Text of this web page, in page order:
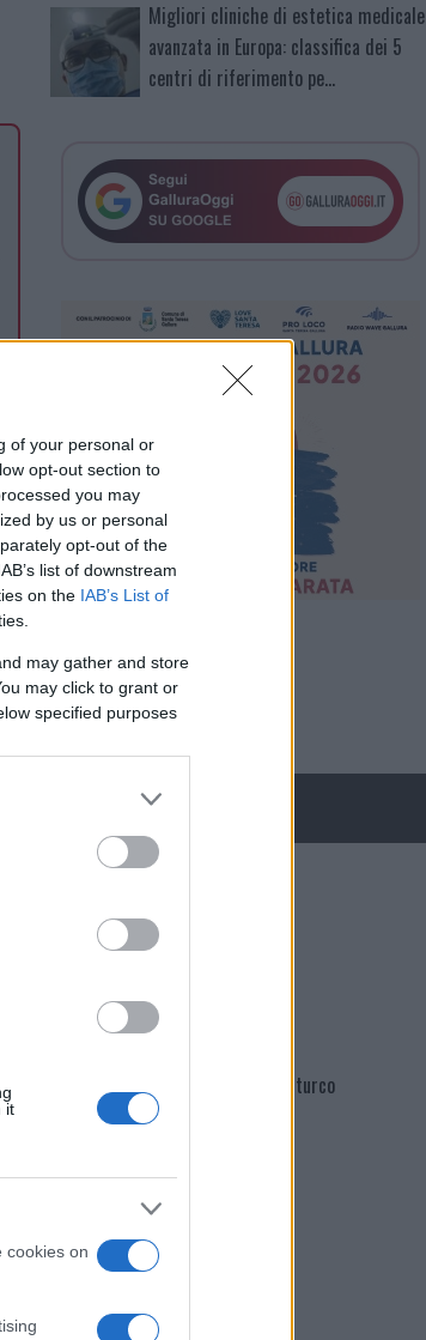
of your personal or
opt-out section to
you may
by us or personal
opt-out of the
list of downstream
on the IAB’s List of
may gather and store
may click to grant or
specified purposes
it
cookies on
Migliori cliniche di estetica medicale
avanzata in Europa: classifica dei 5
centri di riferimento pe…
NECROLOGIE
Martina Agostina Diturco
I nostri cari